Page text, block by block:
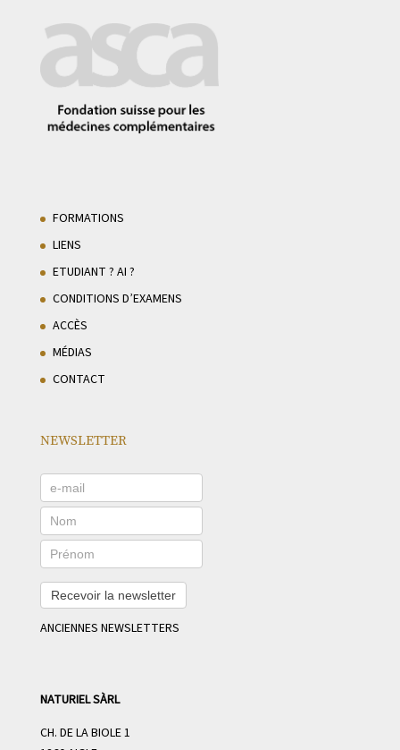
FORMATIONS
LIENS
ETUDIANT ? AI ?
CONDITIONS D’EXAMENS
ACCÈS
MÉDIAS
CONTACT
NEWSLETTER
Recevoir la newsletter
ANCIENNES NEWSLETTERS
NATURIEL SÀRL
CH. DE LA BIOLE 1